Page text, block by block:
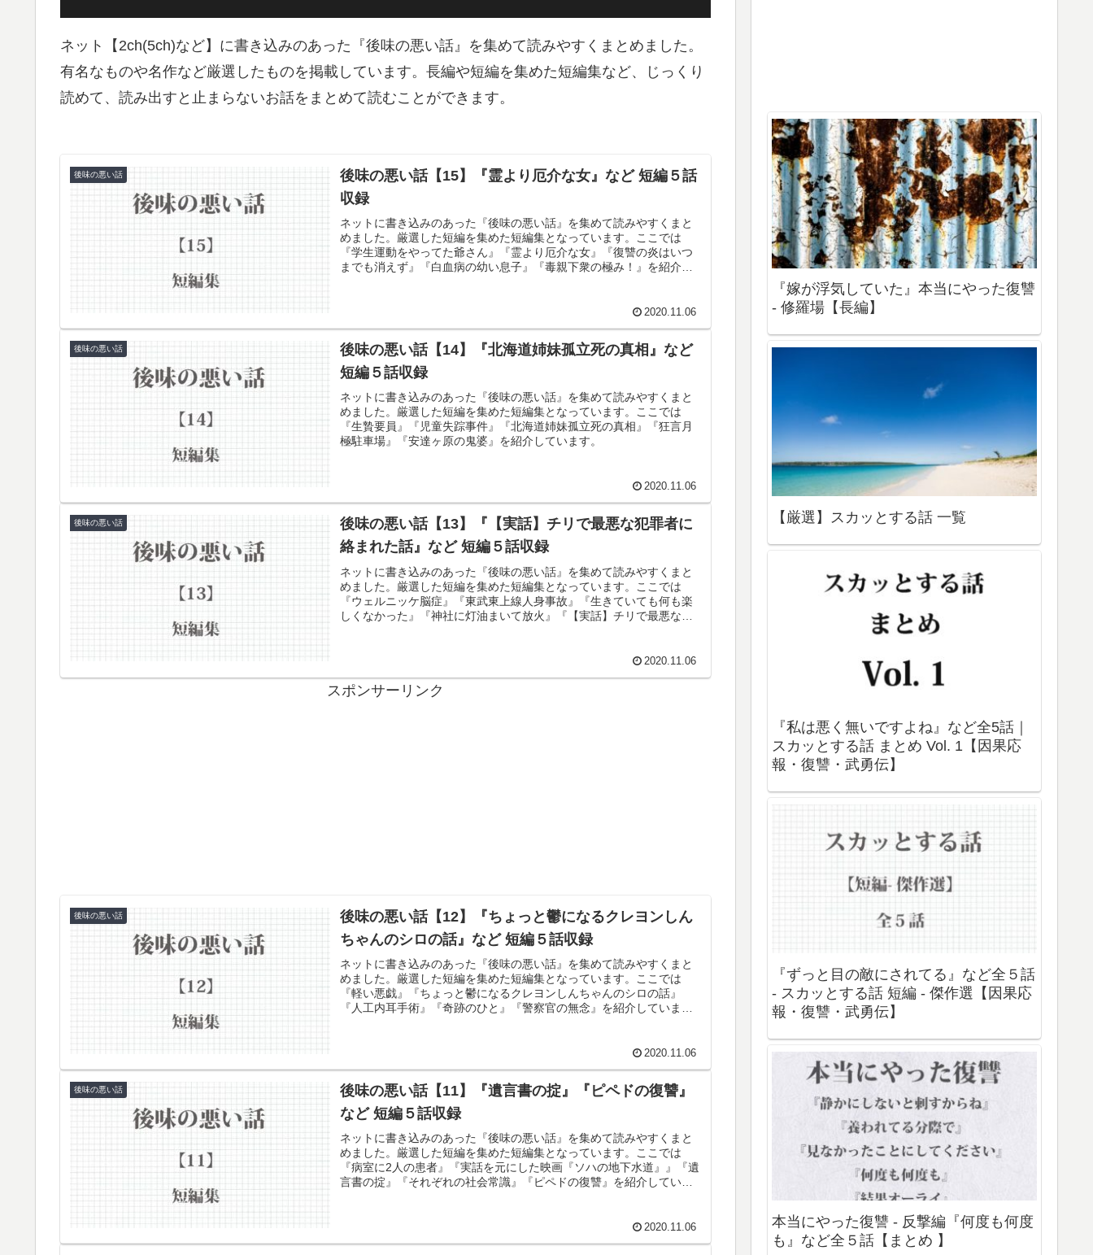
ネット【2ch(5ch)など】に書き込みのあった『後味の悪い話』を集めて読みやすくまとめました。
有名なものや名作など厳選したものを掲載しています。長編や短編を集めた短編集など、じっくり
読めて、読み出すと止まらないお話をまとめて読むことができます。
後味の悪い話
後味の悪い話【15】『霊より厄介な女』など 短編５話
収録
ネットに書き込みのあった『後味の悪い話』を集めて読みやすくまと
めました。厳選した短編を集めた短編集となっています。ここでは
『学生運動をやってた爺さん』『霊より厄介な女』『復讐の炎はいつ
までも消えず』『白血病の幼い息子』『毒親下衆の極み！』を紹介し
2020.11.06
後味の悪い話
後味の悪い話【14】『北海道姉妹孤立死の真相』など
短編５話収録
ネットに書き込みのあった『後味の悪い話』を集めて読みやすくまと
めました。厳選した短編を集めた短編集となっています。ここでは
『生贄要員』『児童失踪事件』『北海道姉妹孤立死の真相』『狂言月
極駐車場』『安達ヶ原の鬼婆』を紹介しています。
2020.11.06
後味の悪い話
後味の悪い話【13】『【実話】チリで最悪な犯罪者に
絡まれた話』など 短編５話収録
ネットに書き込みのあった『後味の悪い話』を集めて読みやすくまと
めました。厳選した短編を集めた短編集となっています。ここでは
『ウェルニッケ脳症』『東武東上線人身事故』『生きていても何も楽
しくなかった』『神社に灯油まいて放火』『【実話】チリで最悪な犯
2020.11.06
スポンサーリンク
後味の悪い話
後味の悪い話【12】『ちょっと鬱になるクレヨンしん
ちゃんのシロの話』など 短編５話収録
ネットに書き込みのあった『後味の悪い話』を集めて読みやすくまと
めました。厳選した短編を集めた短編集となっています。ここでは
『軽い悪戯』『ちょっと鬱になるクレヨンしんちゃんのシロの話』
『人工内耳手術』『奇跡のひと』『警察官の無念』を紹介していま
2020.11.06
後味の悪い話
後味の悪い話【11】『遺言書の掟』『ピペドの復讐』
など 短編５話収録
ネットに書き込みのあった『後味の悪い話』を集めて読みやすくまと
めました。厳選した短編を集めた短編集となっています。ここでは
『病室に2人の患者』『実話を元にした映画『ソハの地下水道』』『遺
言書の掟』『それぞれの社会常識』『ピペドの復讐』を紹介していま
2020.11.06
『嫁が浮気していた』本当にやった復讐
- 修羅場【長編】
【厳選】スカッとする話 一覧
『私は悪く無いですよね』など全5話｜
スカッとする話 まとめ Vol. 1【因果応
報・復讐・武勇伝】
『ずっと目の敵にされてる』など全５話
- スカッとする話 短編 - 傑作選【因果応
報・復讐・武勇伝】
本当にやった復讐 - 反撃編『何度も何度
も』など全５話【まとめ 】